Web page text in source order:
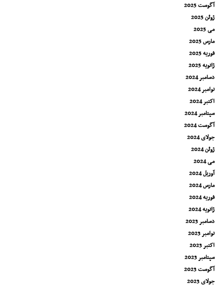
آگوست 2025
ژوئن 2025
می 2025
مارس 2025
فوریه 2025
ژانویه 2025
دسامبر 2024
نوامبر 2024
اکتبر 2024
سپتامبر 2024
آگوست 2024
جولای 2024
ژوئن 2024
می 2024
آوریل 2024
مارس 2024
فوریه 2024
ژانویه 2024
دسامبر 2023
نوامبر 2023
اکتبر 2023
سپتامبر 2023
آگوست 2023
جولای 2023